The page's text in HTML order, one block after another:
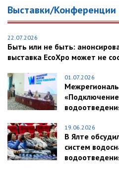
Выставки/Конференции
22.07.2026
Быть или не быть:
выставка EcoXpo может не
01.07.2026
19.06.2026
В Ялте
систем